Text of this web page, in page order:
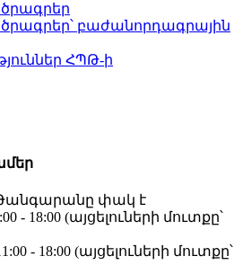
բաժանորդագրային
ՀՊԹ-ի
փակ է
- 18:00 (այցելուների մուտքը՝
- 18:00 (այցելուների մուտքը՝